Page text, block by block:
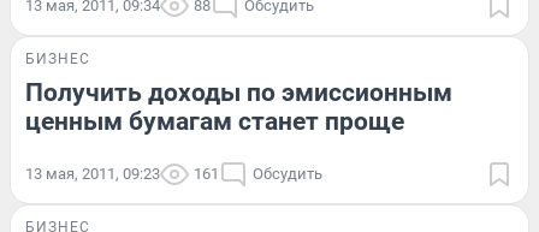
13 мая, 2011, 09:34 88 Обсудить
БИЗНЕС
Получить доходы по эмиссионным
ценным бумагам станет проще
13 мая, 2011, 09:23 161 Обсудить
БИЗНЕС